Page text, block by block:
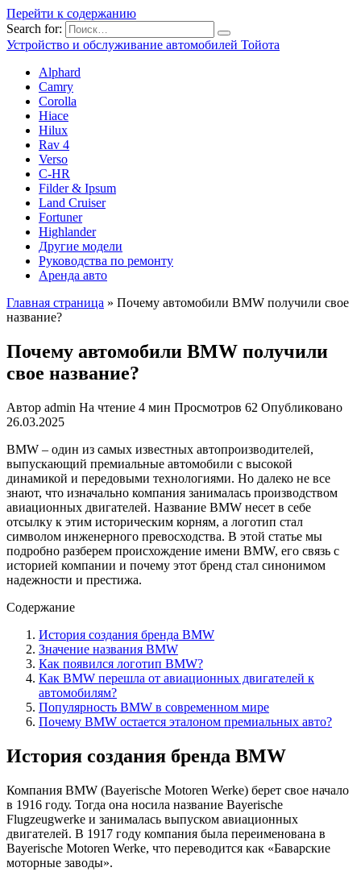
Перейти к содержанию
Search for:
Устройство и обслуживание автомобилей Тойота
Alphard
Camry
Corolla
Hiace
Hilux
Rav 4
Verso
C-HR
Filder & Ipsum
Land Cruiser
Fortuner
Highlander
Другие модели
Руководства по ремонту
Аренда авто
Главная страница » Почему автомобили BMW получили свое
название?
Почему автомобили BMW получили
свое название?
Автор admin На чтение 4 мин Просмотров 62 Опубликовано
26.03.2025
BMW – один из самых известных автопроизводителей,
выпускающий премиальные автомобили с высокой
динамикой и передовыми технологиями. Но далеко не все
знают, что изначально компания занималась производством
авиационных двигателей. Название BMW несет в себе
отсылку к этим историческим корням, а логотип стал
символом инженерного превосходства. В этой статье мы
подробно разберем происхождение имени BMW, его связь с
историей компании и почему этот бренд стал синонимом
надежности и престижа.
Содержание
История создания бренда BMW
Значение названия BMW
Как появился логотип BMW?
Как BMW перешла от авиационных двигателей к
автомобилям?
Популярность BMW в современном мире
Почему BMW остается эталоном премиальных авто?
История создания бренда BMW
Компания BMW (Bayerische Motoren Werke) берет свое начало
в 1916 году. Тогда она носила название Bayerische
Flugzeugwerke и занималась выпуском авиационных
двигателей. В 1917 году компания была переименована в
Bayerische Motoren Werke, что переводится как «Баварские
моторные заводы».